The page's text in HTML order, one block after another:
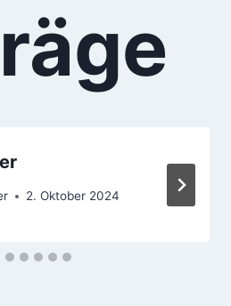
2. Oktober 2024